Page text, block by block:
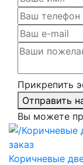
Прикрепить
Отправить
Вы можете
Коричневые